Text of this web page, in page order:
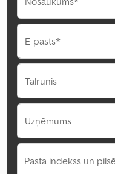
E-pasts*
Tālrunis
Uzņēmums
Pasta indekss un